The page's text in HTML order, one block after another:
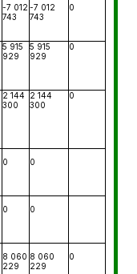
-7 012
743
-7 012
743
0
5 915
929
5 915
929
0
2 144
300
2 144
300
0
0 0
0 0
8 060
229
8 060
229
0